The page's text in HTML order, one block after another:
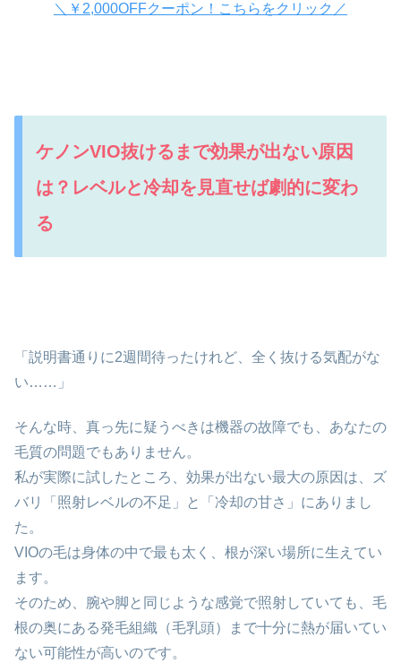
＼￥2,000OFFクーポン！こちらをクリック／
ケノンVIO抜けるまで効果が出ない原因
は？レベルと冷却を見直せば劇的に変わ
る
「説明書通りに2週間待ったけれど、全く抜ける気配がな
い……」
そんな時、真っ先に疑うべきは機器の故障でも、あなたの
毛質の問題でもありません。
私が実際に試したところ、効果が出ない最大の原因は、ズ
バリ「照射レベルの不足」と「冷却の甘さ」にありまし
た。
VIOの毛は身体の中で最も太く、根が深い場所に生えてい
ます。
そのため、腕や脚と同じような感覚で照射していても、毛
根の奥にある発毛組織（毛乳頭）まで十分に熱が届いてい
ない可能性が高いのです。